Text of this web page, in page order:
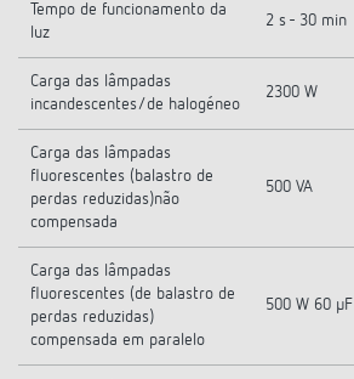
Tempo de funcionamento da
luz
2 s - 30 min
Carga das lâmpadas
incandescentes/de halogéneo
2300 W
Carga das lâmpadas
fluorescentes (balastro de
perdas reduzidas)não
compensada
500 VA
Carga das lâmpadas
fluorescentes (de balastro de
perdas reduzidas)
compensada em paralelo
500 W 60 µF